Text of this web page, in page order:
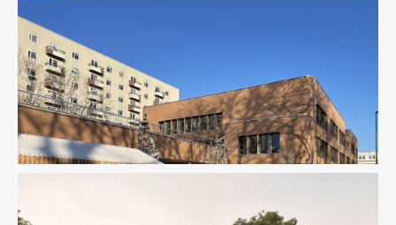
Enseignement